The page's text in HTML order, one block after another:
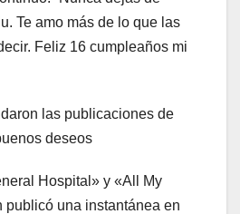
Te amo más de lo que las
Feliz 16 cumpleaños mi
las publicaciones de
deseos
Hospital» y «All My
publicó una instantánea en